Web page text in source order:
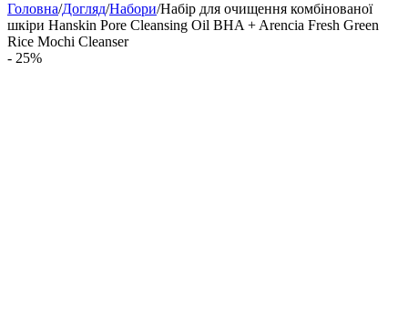
Головна/Догляд/Набори/Набір для очищення комбінованої
шкіри Hanskin Pore Cleansing Oil BHA + Arencia Fresh Green
Rice Mochi Cleanser
- 25%